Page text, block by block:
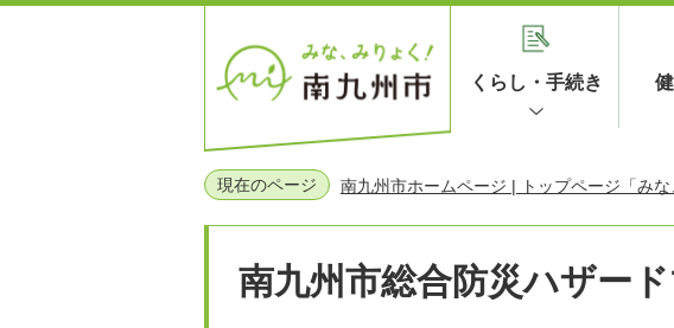
くらし・手続き
現在のページ 南九州市ホームページ | トップページ「みな
南九州市総合防災ハザー